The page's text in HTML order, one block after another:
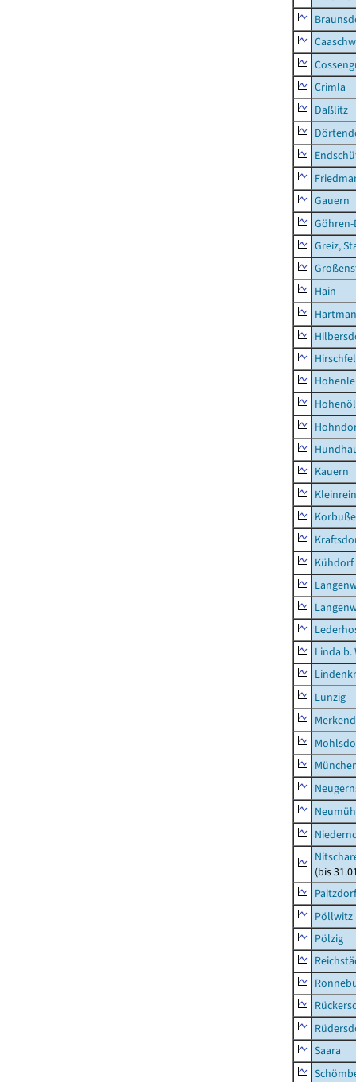
Crimla
Daßlitz
Gauern
Greiz,
Hain
Kauern
Kühdorf
Linda b.
Lunzig
(bis
Paitzdorf
Pöllwitz
Pölzig
Saara